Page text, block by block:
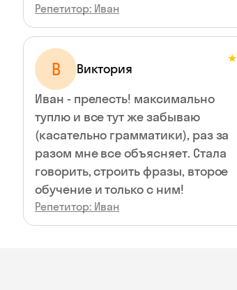
Репетитор: Иван
В Виктория
★
Иван - прелесть! максимально
туплю и все тут же забываю
(касательно грамматики), раз за
разом мне все объясняет. Стала
говорить, строить фразы, второе
обучение и только с ним!
Репетитор: Иван